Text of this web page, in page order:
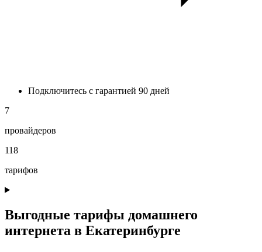
Подключитесь с гарантией 90 дней
7
провайдеров
118
тарифов
Выгодные тарифы домашнего
интернета в Екатеринбурге